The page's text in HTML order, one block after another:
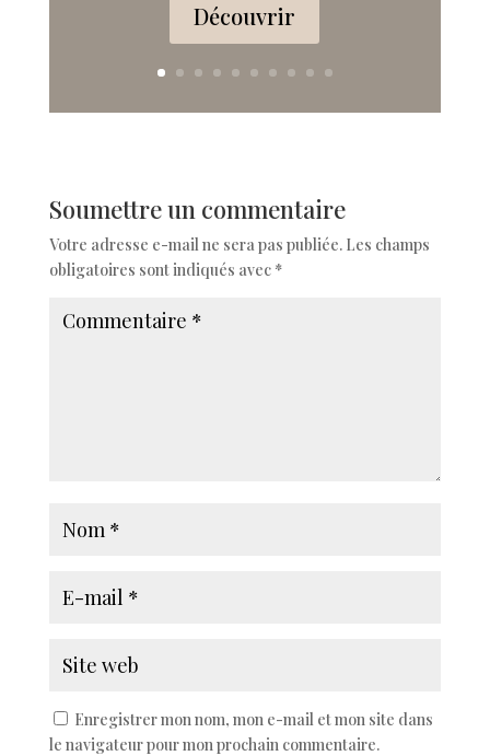
Découvrir
Soumettre un commentaire
Votre adresse e-mail ne sera pas publiée. Les champs
obligatoires sont indiqués avec *
Enregistrer mon nom, mon e-mail et mon site dans
le navigateur pour mon prochain commentaire.